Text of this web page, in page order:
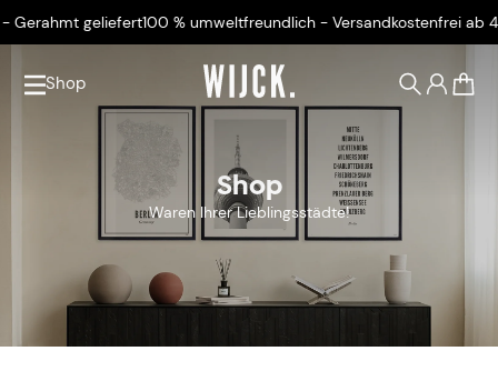
geliefert100 % umweltfreundlich - Versandkostenfrei ab 45 € -
Shop
Shop
Waren Ihrer Lieblingsstädte!